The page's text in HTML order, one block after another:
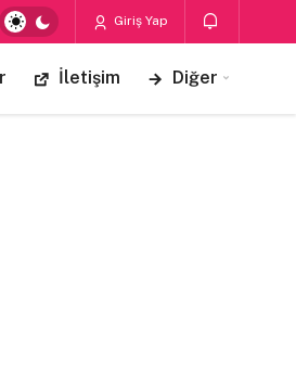
Giriş Yap
İletişim Diğer